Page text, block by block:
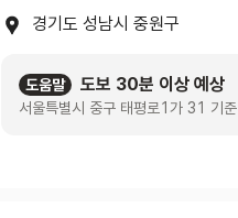
경기도 성남시 중원구
도움말 도보 30분 이상 예상
서울특별시 중구 태평로1가 31 기준